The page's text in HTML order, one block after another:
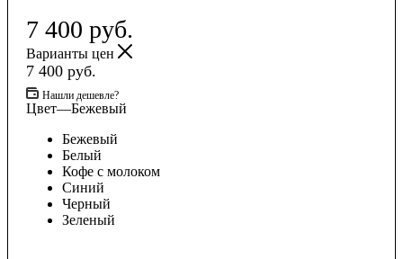
7 400 руб.
Варианты цен
7 400 руб.
Нашли дешевле?
Цвет—Бежевый
Бежевый
Белый
Кофе с молоком
Синий
Черный
Зеленый